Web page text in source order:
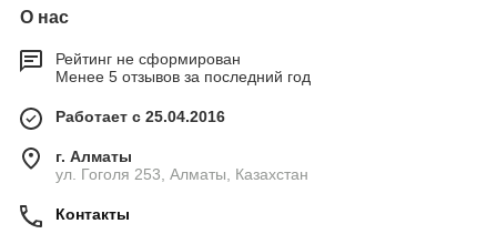
О нас
Рейтинг не сформирован
Менее 5 отзывов за последний год
Работает с 25.04.2016
г. Алматы
ул. Гоголя 253, Алматы, Казахстан
Контакты